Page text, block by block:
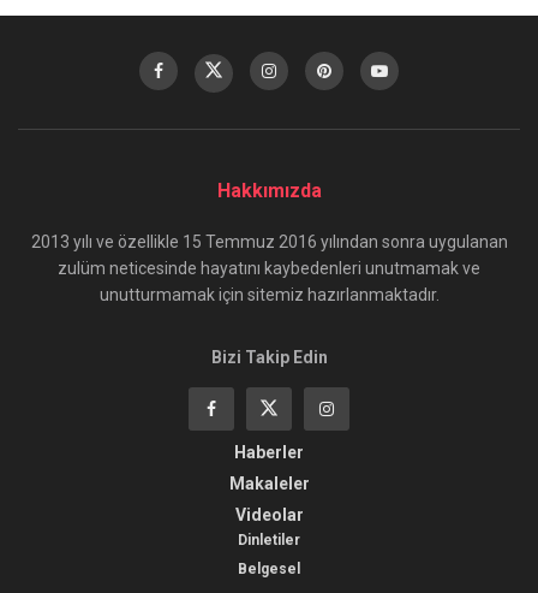
Hakkımızda
2013 yılı ve özellikle 15 Temmuz 2016 yılından sonra uygulanan
zulüm neticesinde hayatını kaybedenleri unutmamak ve
unutturmamak için sitemiz hazırlanmaktadır.
Bizi Takip Edin
Haberler
Makaleler
Videolar
Dinletiler
Belgesel